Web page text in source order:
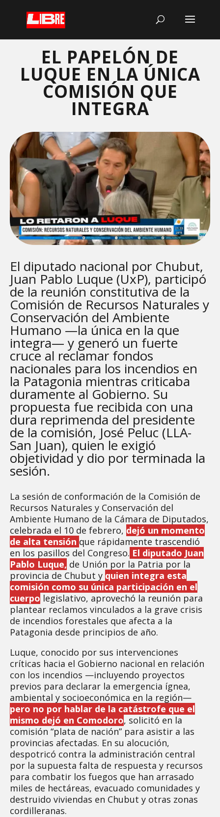
EL PAPELÓN DE
LUQUE EN LA ÚNICA
COMISIÓN QUE
INTEGRA
El diputado nacional por Chubut,
Juan Pablo Luque (UxP), participó
de la reunión constitutiva de la
Comisión de Recursos Naturales y
Conservación del Ambiente
Humano —la única en la que
integra— y generó un fuerte
cruce al reclamar fondos
nacionales para los incendios en
la Patagonia mientras criticaba
duramente al Gobierno. Su
propuesta fue recibida con una
dura reprimenda del presidente
de la comisión, José Peluc (LLA-
San Juan), quien le exigió
objetividad y dio por terminada la
sesión.
La sesión de conformación de la Comisión de
Recursos Naturales y Conservación del
Ambiente Humano de la Cámara de Diputados,
celebrada el 10 de febrero, dejó un momento
de alta tensión que rápidamente trascendió
en los pasillos del Congreso. El diputado Juan
Pablo Luque, de Unión por la Patria por la
provincia de Chubut y quien integra esta
comisión como su única participación en el
cuerpo legislativo, aprovechó la reunión para
plantear reclamos vinculados a la grave crisis
de incendios forestales que afecta a la
Patagonia desde principios de año.
Luque, conocido por sus intervenciones
críticas hacia el Gobierno nacional en relación
con los incendios —incluyendo proyectos
previos para declarar la emergencia ígnea,
ambiental y socioeconómica en la región—
pero no por hablar de la catástrofe que el
mismo dejó en Comodoro, solicitó en la
comisión “plata de nación” para asistir a las
provincias afectadas. En su alocución,
despotricó contra la administración central
por la supuesta falta de respuesta y recursos
para combatir los fuegos que han arrasado
miles de hectáreas, evacuado comunidades y
destruido viviendas en Chubut y otras zonas
cordilleranas.